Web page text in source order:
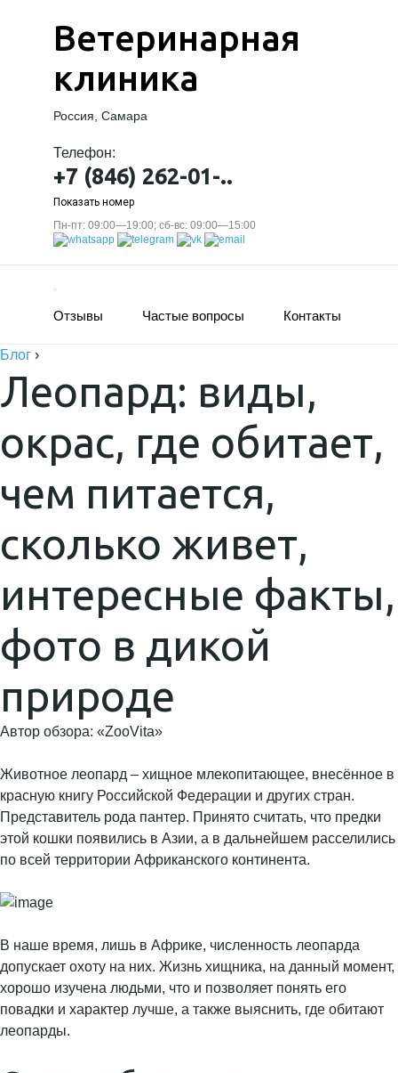
Ветеринарная
клиника
Россия, Самара
Телефон:
+7 (846) 262-01-..
Показать номер
Пн-пт: 09:00—19:00; сб-вс: 09:00—15:00
Отзывы Частые вопросы Контакты
Блог ›
Леопард: виды,
окрас, где обитает,
чем питается,
сколько живет,
интересные факты,
фото в дикой
природе
Автор обзора: «ZooVita»
Животное леопард – хищное млекопитающее, внесённое в
красную книгу Российской Федерации и других стран.
Представитель рода пантер. Принято считать, что предки
этой кошки появились в Азии, а в дальнейшем расселились
по всей территории Африканского континента.
В наше время, лишь в Африке, численность леопарда
допускает охоту на них. Жизнь хищника, на данный момент,
хорошо изучена людьми, что и позволяет понять его
повадки и характер лучше, а также выяснить, где обитают
леопарды.